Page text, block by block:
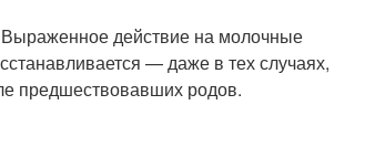
действие на молочные
— даже в тех случаях,
предшествовавших родов.